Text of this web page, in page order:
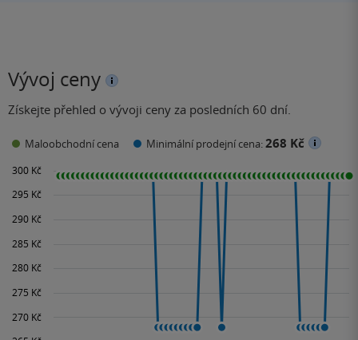
Vývoj ceny
Získejte přehled o vývoji ceny za posledních 60 dní.
Maloobchodní cena Minimální prodejní cena:268 Kč